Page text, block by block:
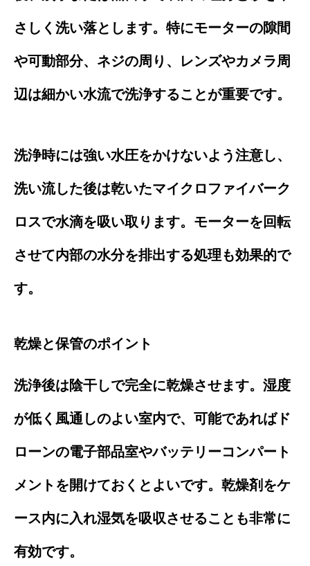
さしく洗い落とします。特にモーターの隙間
や可動部分、ネジの周り、レンズやカメラ周
辺は細かい水流で洗浄することが重要です。
洗浄時には強い水圧をかけないよう注意し、
洗い流した後は乾いたマイクロファイバーク
ロスで水滴を吸い取ります。モーターを回転
させて内部の水分を排出する処理も効果的で
す。
乾燥と保管のポイント
洗浄後は陰干しで完全に乾燥させます。湿度
が低く風通しのよい室内で、可能であればド
ローンの電子部品室やバッテリーコンパート
メントを開けておくとよいです。乾燥剤をケ
ース内に入れ湿気を吸収させることも非常に
有効です。